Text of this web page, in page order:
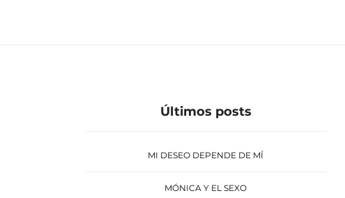
Últimos posts
MI DESEO DEPENDE DE MÍ
MÓNICA Y EL SEXO